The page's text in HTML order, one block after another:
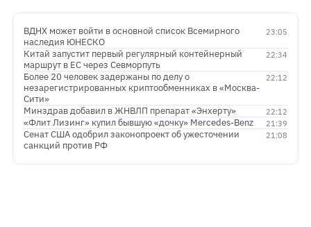
23:05
ВДНХ может войти в основной список Всемирного
наследия ЮНЕСКО
22:34
Китай запустит первый регулярный контейнерный
маршрут в ЕС через Севморпуть
22:12
Более 20 человек задержаны по делу о
незарегистрированных криптообменниках в «Москва-
Сити»
22:12
Минздрав добавил в ЖНВЛП препарат «Энхерту»
21:39
«Флит Лизинг» купил бывшую «дочку» Mercedes-Benz
21:08
Сенат США одобрил законопроект об ужесточении
санкций против РФ